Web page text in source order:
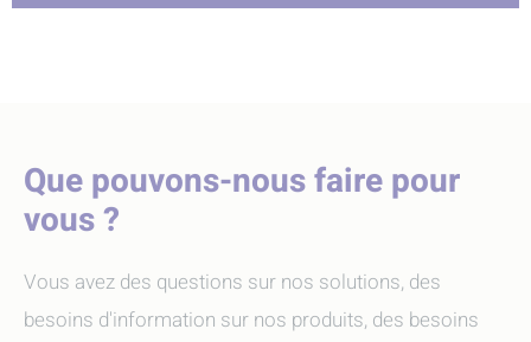
Que pouvons-nous faire pour
vous ?
Vous avez des questions sur nos solutions, des
besoins d'information sur nos produits, des besoins